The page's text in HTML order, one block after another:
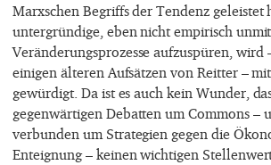
Marxschen Begriffs der Tendenz geleistet
untergründige, eben nicht empirisch
Veränderungsprozesse aufzuspüren, wird
einigen älteren Aufsätzen von Reitter –
gewürdigt. Da ist es auch kein Wunder,
gegenwärtigen Debatten um Commons –
verbunden um Strategien gegen die
Enteignung – keinen wichtigen